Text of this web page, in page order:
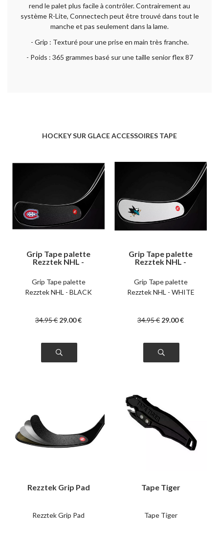
rend le palet plus facile à contrôler. Contrairement au
système R-Lite, Connectech peut être trouvé dans tout le
manche et pas seulement dans la lame.
- Grip : Texturé pour une prise en main très franche.
- Poids : 365 grammes basé sur une taille senior flex 87
HOCKEY SUR GLACE ACCESSOIRES TAPE
Grip Tape palette
Rezztek NHL -
Grip Tape palette
Rezztek NHL - BLACK
34.95€ 29.00€
Grip Tape palette
Rezztek NHL -
Grip Tape palette
Rezztek NHL - WHITE
34.95€ 29.00€
Rezztek Grip Pad
Rezztek Grip Pad
Tape Tiger
Tape Tiger